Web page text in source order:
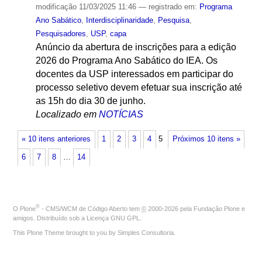
modificação11/03/2025 11:46 — registrado em: Programa
Ano Sabático, Interdisciplinaridade, Pesquisa,
Pesquisadores, USP, capa
Anúncio da abertura de inscrições para a edição
2026 do Programa Ano Sabático do IEA. Os
docentes da USP interessados em participar do
processo seletivo devem efetuar sua inscrição até
as 15h do dia 30 de junho.
Localizado em NOTÍCIAS
« 10 itens anteriores Próximos 10 itens »
1 2 3 4 5
6 7 8 … 14
O Plone® - CMS/WCM de Código Aberto tem © 2000-2026 pela Fundação Plone e
amigos. Distribuído sob a Licença GNU GPL
This Plone Theme brought to you by Simples Consultoria